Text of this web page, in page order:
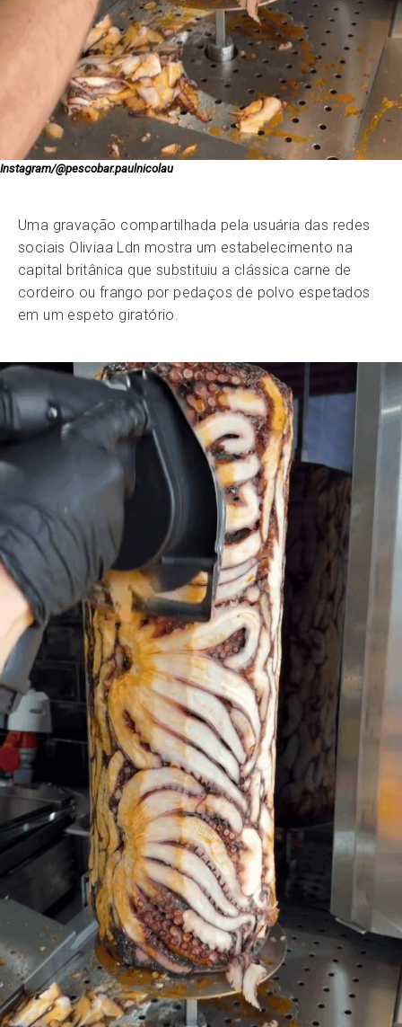
Instagram/@pescobar.paulnicolau
Uma gravação compartilhada pela usuária das redes
sociais Oliviaa Ldn mostra um estabelecimento na
capital britânica que substituiu a clássica carne de
cordeiro ou frango por pedaços de polvo espetados
em um espeto giratório.